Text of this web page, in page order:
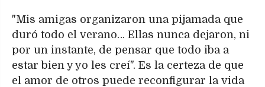
"Mis amigas organizaron una pijamada que
duró todo el verano… Ellas nunca dejaron, ni
por un instante, de pensar que todo iba a
estar bien y yo les creí". Es la certeza de que
el amor de otros puede reconfigurar la vida